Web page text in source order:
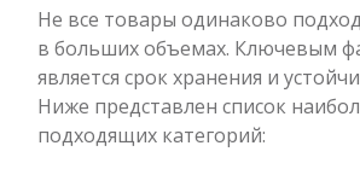
Не все товары одинаково
в больших объемах. Ключевым
является срок хранения и
Ниже представлен список
подходящих категорий: